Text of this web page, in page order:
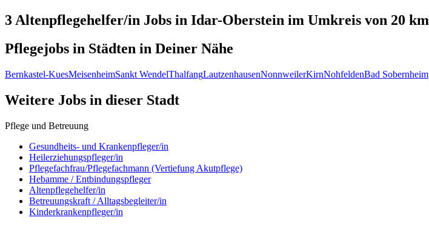
3 Altenpflegehelfer/in Jobs in Idar-Oberstein im Umkreis von 20 km
Pflegejobs in Städten in Deiner Nähe
Bernkastel-KuesMeisenheimSankt WendelThalfangLautzenhausenNonnweilerKirnNohfeldenBad Sobernheim
Weitere Jobs in dieser Stadt
Pflege und Betreuung
Gesundheits- und Krankenpfleger/in
Heilerziehungspfleger/in
Pflegefachfrau/Pflegefachmann (Vertiefung Akutpflege)
Hebamme / Entbindungspfleger
Altenpflegehelfer/in
Betreuungskraft / Alltagsbegleiter/in
Kinderkrankenpfleger/in